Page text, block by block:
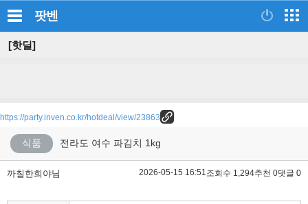
팟벤
[핫딜]
https://party.inven.co.kr/hotdeal/view/23863
식품 전라도 여수 파김치 1kg
까칠한희야님 2026-05-15 16:51조회수 1,294추천 0댓글 0